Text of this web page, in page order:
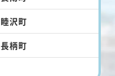
睦沢町
長柄町